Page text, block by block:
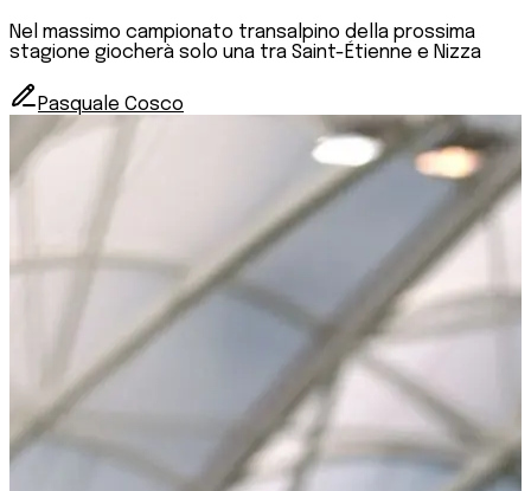
Nel massimo campionato transalpino della prossima
stagione giocherà solo una tra Saint-Étienne e Nizza
Pasquale Cosco